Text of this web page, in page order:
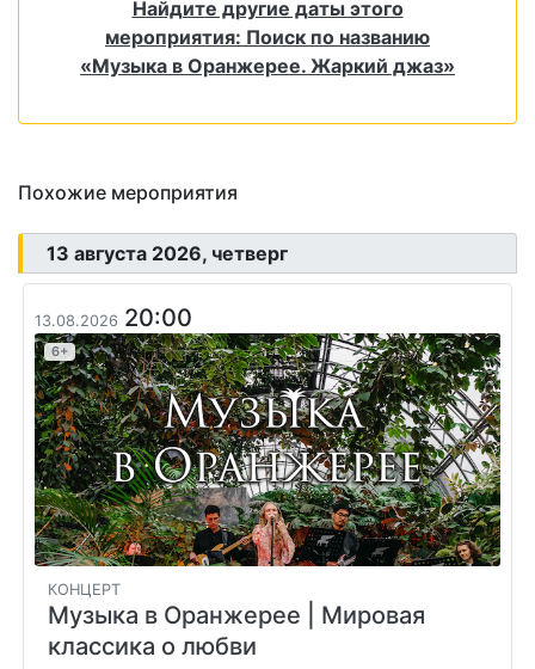
Найдите другие даты этого
мероприятия: Поиск по названию
«Музыка в Оранжерее. Жаркий джаз»
Похожие мероприятия
13 августа 2026, четверг
13.08.2026 20:00
6+
КОНЦЕРТ
Музыка в Оранжерее | Мировая
классика о любви